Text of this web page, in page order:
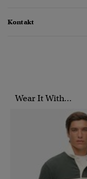
Kontakt
Wear It With...